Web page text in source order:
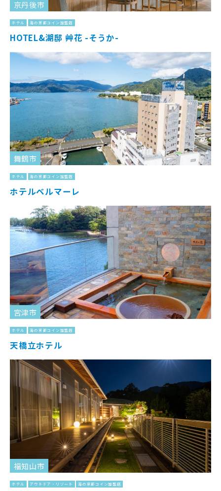
京丹後市
ホテル 海の京都コイン加盟店
HOTEL&湖邸 艸花 -そうか-
舞鶴市
ホテル 海の京都コイン加盟店
ホテルベルマーレ
宮津市
ホテル 海の京都コイン加盟店
天橋立ホテル
福知山市
ホテル アウトドア・リゾート 海の京都コイン加盟店